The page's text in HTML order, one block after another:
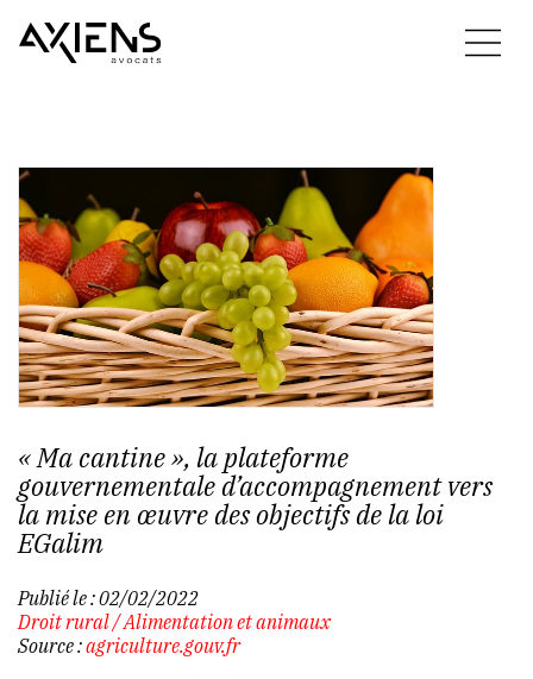
« Ma cantine », la plateforme
gouvernementale d’accompagnement vers
la mise en œuvre des objectifs de la loi
EGalim
Publié le :02/02/2022
Droit rural/Alimentation et animaux
Source :agriculture.gouv.fr